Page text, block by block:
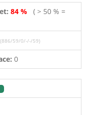
84 % ( > 50 % =
(886/59/0/-/-/59)
0